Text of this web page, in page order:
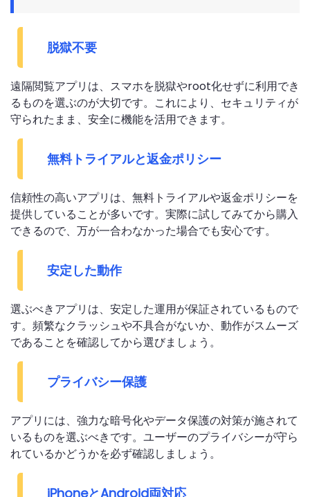
脱獄不要
遠隔閲覧アプリは、スマホを脱獄やroot化せずに利用でき
るものを選ぶのが大切です。これにより、セキュリティが
守られたまま、安全に機能を活用できます。
無料トライアルと返金ポリシー
信頼性の高いアプリは、無料トライアルや返金ポリシーを
提供していることが多いです。実際に試してみてから購入
できるので、万が一合わなかった場合でも安心です。
安定した動作
選ぶべきアプリは、安定した運用が保証されているもので
す。頻繁なクラッシュや不具合がないか、動作がスムーズ
であることを確認してから選びましょう。
プライバシー保護
アプリには、強力な暗号化やデータ保護の対策が施されて
いるものを選ぶべきです。ユーザーのプライバシーが守ら
れているかどうかを必ず確認しましょう。
iPhoneとAndroid両対応